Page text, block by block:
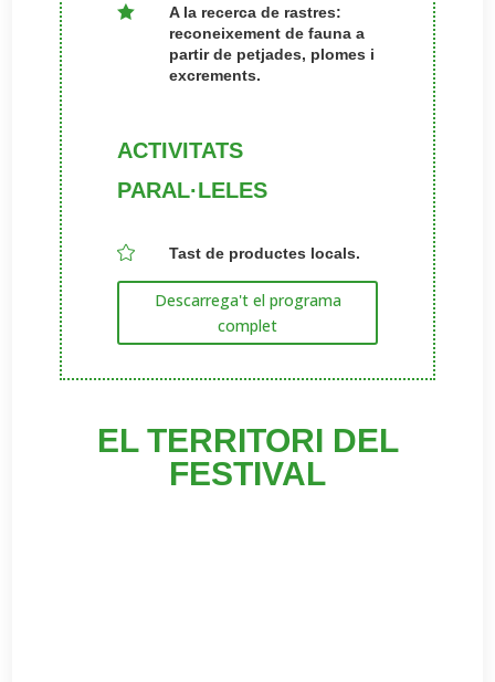

A la recerca de rastres:
reconeixement de fauna a
partir de petjades, plomes i
excrements.
ACTIVITATS
PARAL·LELES
 Tast de productes locals.
Descarrega't el programa
complet
EL TERRITORI DEL
FESTIVAL